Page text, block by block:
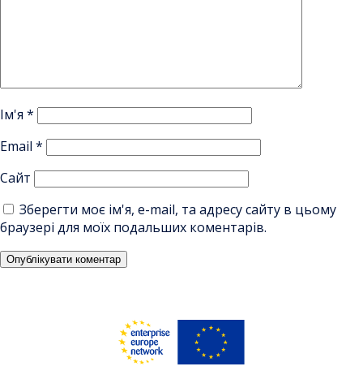
Ім'я *
Email *
Сайт
Зберегти моє ім'я, e-mail, та адресу сайту в цьому
браузері для моїх подальших коментарів.